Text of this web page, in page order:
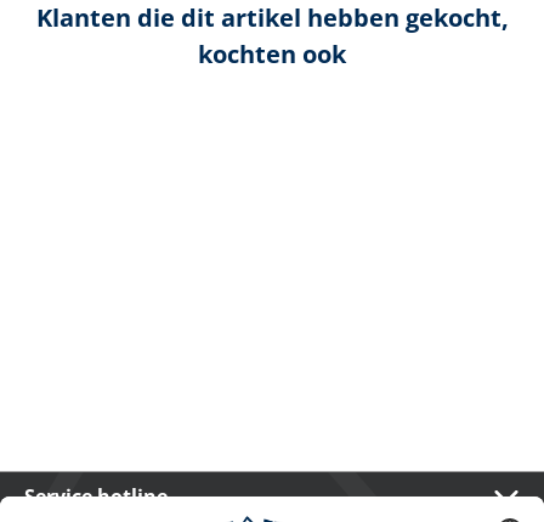
Klanten die dit artikel hebben gekocht,
kochten ook
Service hotline